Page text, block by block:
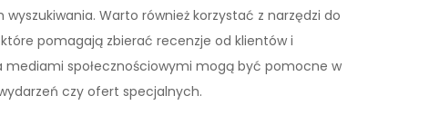
Warto również korzystać z narzędzi do
pomagają zbierać recenzje od klientów i
społecznościowymi mogą być pomocne w
czy ofert specjalnych.